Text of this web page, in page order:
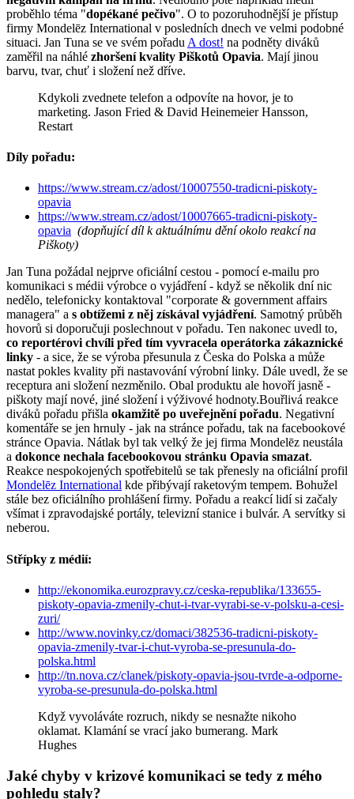
proběhlo téma "dopékané pečivo". O to pozoruhodnější je přístup
firmy Mondelēz International v posledních dnech ve velmi podobné
situaci. Jan Tuna se ve svém pořadu A dost! na podněty diváků
zaměřil na náhlé zhoršení kvality Piškotů Opavia. Mají jinou
barvu, tvar, chuť i složení než dříve.
Kdykoli zvednete telefon a odpovíte na hovor, je to
marketing. Jason Fried & David Heinemeier Hansson,
Restart
Díly pořadu:
https://www.stream.cz/adost/10007550-tradicni-piskoty-
opavia
https://www.stream.cz/adost/10007665-tradicni-piskoty-
opavia (dopňující díl k aktuálnímu dění okolo reakcí na
Piškoty)
Jan Tuna požádal nejprve oficiální cestou - pomocí e-mailu pro
komunikaci s médii výrobce o vyjádření - když se několik dní nic
nedělo, telefonicky kontaktoval "corporate & government affairs
managera" a s obtížemi z něj získával vyjádření. Samotný průběh
hovorů si doporučuji poslechnout v pořadu. Ten nakonec uvedl to,
co reportérovi chvíli před tím vyvracela operátorka zákaznické
linky - a sice, že se výroba přesunula z Česka do Polska a může
nastat pokles kvality při nastavování výrobní linky. Dále uvedl, že se
receptura ani složení nezměnilo. Obal produktu ale hovoří jasně -
piškoty mají nové, jiné složení i výživové hodnoty.Bouřlivá reakce
diváků pořadu přišla okamžitě po uveřejnění pořadu. Negativní
komentáře se jen hrnuly - jak na stránce pořadu, tak na facebookové
stránce Opavia. Nátlak byl tak velký že jej firma Mondelēz neustála
a dokonce nechala facebookovou stránku Opavia smazat.
Reakce nespokojených spotřebitelů se tak přenesly na oficiální profil
Mondelēz International kde přibývají raketovým tempem. Bohužel
stále bez oficiálního prohlášení firmy. Pořadu a reakcí lidí si začaly
všímat i zpravodajské portály, televizní stanice i bulvár. A servítky si
neberou.
Střípky z médií:
http://ekonomika.eurozpravy.cz/ceska-republika/133655-
piskoty-opavia-zmenily-chut-i-tvar-vyrabi-se-v-polsku-a-cesi-
zuri/
http://www.novinky.cz/domaci/382536-tradicni-piskoty-
opavia-zmenily-tvar-i-chut-vyroba-se-presunula-do-
polska.html
http://tn.nova.cz/clanek/piskoty-opavia-jsou-tvrde-a-odporne-
vyroba-se-presunula-do-polska.html
Když vyvoláváte rozruch, nikdy se nesnažte nikoho
oklamat. Klamání se vrací jako bumerang. Mark
Hughes
Jaké chyby v krizové komunikaci se tedy z mého
pohledu staly?